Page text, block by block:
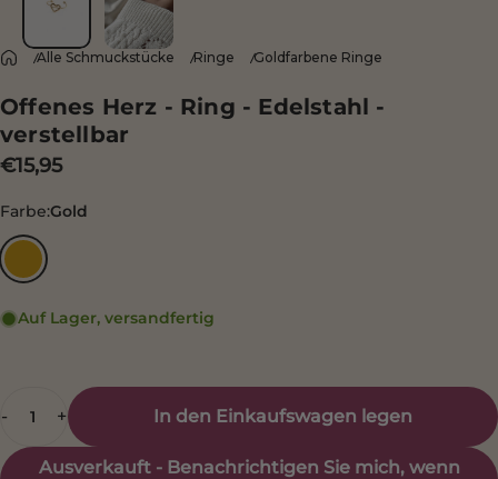
Alle Schmuckstücke Ringe Goldfarbene Ringe
Offenes Herz - Ring - Edelstahl -
verstellbar
€15,95
Farbe
Farbe:Gold
Gold
Auf Lager, versandfertig
- + In den Einkaufswagen legen
Ausverkauft - Benachrichtigen Sie mich, wenn